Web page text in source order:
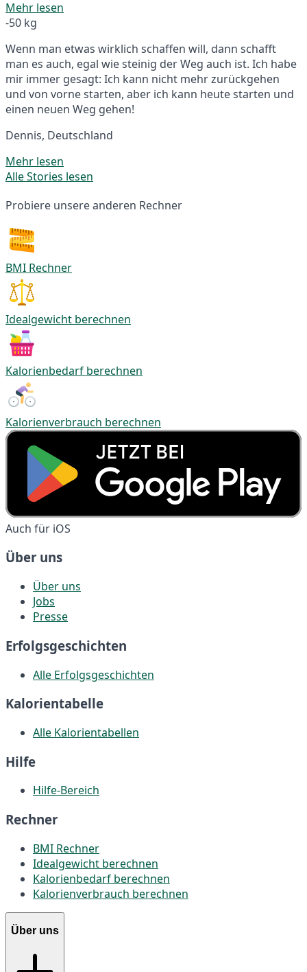
Mehr lesen
-50 kg
Wenn man etwas wirklich schaffen will, dann schafft
man es auch, egal wie steinig der Weg auch ist. Ich habe
mir immer gesagt: Ich kann nicht mehr zurückgehen
und von vorne starten, aber ich kann heute starten und
einen neuen Weg gehen!
Dennis, Deutschland
Mehr lesen
Alle Stories lesen
Probiere unsere anderen Rechner
BMI Rechner
Idealgewicht berechnen
Kalorienbedarf berechnen
Kalorienverbrauch berechnen
Auch für iOS
Über uns
Über uns
Jobs
Presse
Erfolgsgeschichten
Alle Erfolgsgeschichten
Kalorientabelle
Alle Kalorientabellen
Hilfe
Hilfe-Bereich
Rechner
BMI Rechner
Idealgewicht berechnen
Kalorienbedarf berechnen
Kalorienverbrauch berechnen
Über uns